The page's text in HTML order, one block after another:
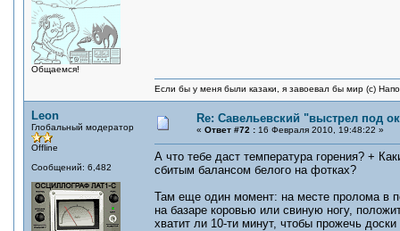
Общаемся!
Если бы у меня были казаки, я завоевал бы мир (с)
Leon
Глобальный модератор
Offline
Сообщений: 6,482
Re: Савельевский "выстрел под
« Ответ #72 : 16 Февраля 2010, 19:48:22 »
А что тебе даст температура горения? +
сбитым балансом белого на фотках?
Там еще один момент: на месте пролома в
на базаре коровью или свиную ногу,
хватит ли 10-ти минут, чтобы прожечь